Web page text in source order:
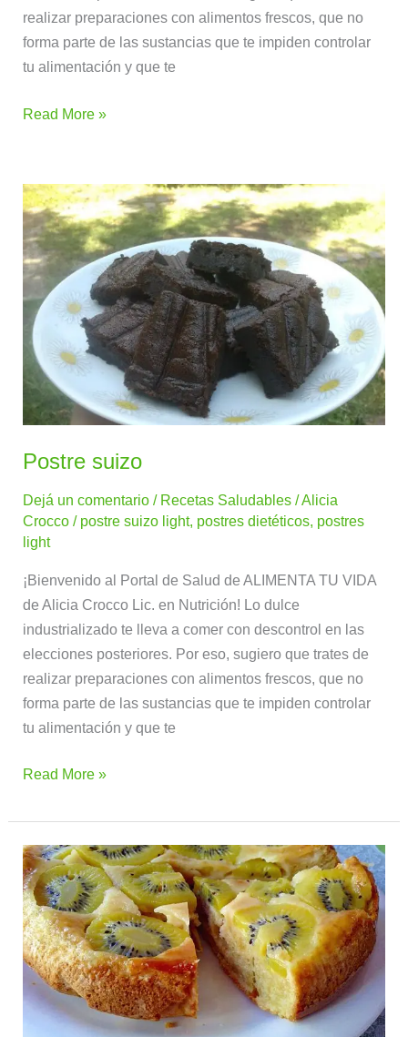
realizar preparaciones con alimentos frescos, que no
forma parte de las sustancias que te impiden controlar
tu alimentación y que te
Read More »
Postre suizo
Dejá un comentario / Recetas Saludables /Alicia
Crocco/ postre suizo light, postres dietéticos, postres
light
¡Bienvenido al Portal de Salud de ALIMENTA TU VIDA
de Alicia Crocco Lic. en Nutrición! Lo dulce
industrializado te lleva a comer con descontrol en las
elecciones posteriores. Por eso, sugiero que trates de
realizar preparaciones con alimentos frescos, que no
forma parte de las sustancias que te impiden controlar
tu alimentación y que te
Postre
suizo
Read More »
Bizcochuelo
de
kiwi